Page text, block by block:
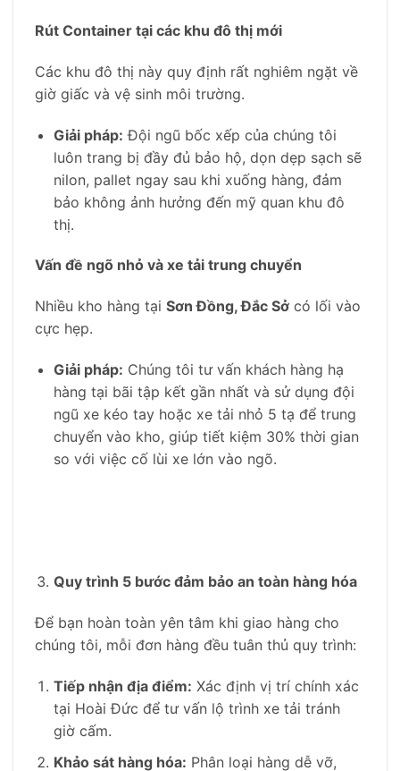
Rút Container tại các khu đô thị mới
Các khu đô thị này quy định rất nghiêm ngặt về
giờ giấc và vệ sinh môi trường.
Giải pháp: Đội ngũ bốc xếp của chúng tôi
luôn trang bị đầy đủ bảo hộ, dọn dẹp sạch sẽ
nilon, pallet ngay sau khi xuống hàng, đảm
bảo không ảnh hưởng đến mỹ quan khu đô
thị.
Vấn đề ngõ nhỏ và xe tải trung chuyển
Nhiều kho hàng tại Sơn Đồng, Đắc Sở có lối vào
cực hẹp.
Giải pháp: Chúng tôi tư vấn khách hàng hạ
hàng tại bãi tập kết gần nhất và sử dụng đội
ngũ xe kéo tay hoặc xe tải nhỏ 5 tạ để trung
chuyển vào kho, giúp tiết kiệm 30% thời gian
so với việc cố lùi xe lớn vào ngõ.
Quy trình 5 bước đảm bảo an toàn hàng hóa
Để bạn hoàn toàn yên tâm khi giao hàng cho
chúng tôi, mỗi đơn hàng đều tuân thủ quy trình:
Tiếp nhận địa điểm: Xác định vị trí chính xác
tại Hoài Đức để tư vấn lộ trình xe tải tránh
giờ cấm.
Khảo sát hàng hóa: Phân loại hàng dễ vỡ,